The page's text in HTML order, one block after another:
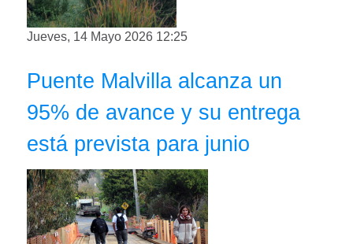
Jueves, 14 Mayo 2026 12:25
Puente Malvilla alcanza un
95% de avance y su entrega
está prevista para junio